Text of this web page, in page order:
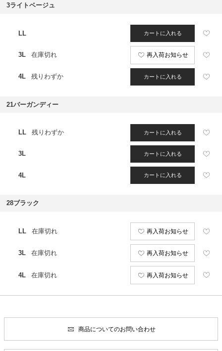
3ライトベージュ
LL カートに入れる
3L 在庫切れ 再入荷お知らせ
4L 残りわずか カートに入れる
21バーガンディー
LL 残りわずか カートに入れる
3L カートに入れる
4L カートに入れる
28ブラック
LL 在庫切れ 再入荷お知らせ
3L 在庫切れ 再入荷お知らせ
4L 在庫切れ 再入荷お知らせ
商品についてのお問い合わせ